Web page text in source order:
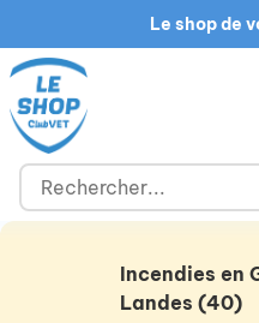
Le shop de
Incendies en
Landes (40)